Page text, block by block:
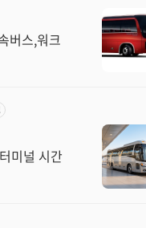
버스,워크
미널 시간